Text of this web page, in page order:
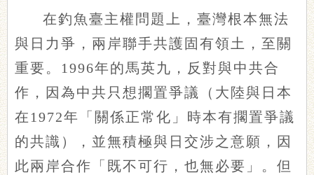
在釣魚臺主權問題上，臺灣根本無法
與日力爭，兩岸聯手共護固有領土，至關
重要。1996年的馬英九，反對與中共合
作，因為中共只想擱置爭議（大陸與日本
在1972年「關係正常化」時本有擱置爭議
的共識），並無積極與日交涉之意願，因
此兩岸合作「既不可行，也無必要」。但